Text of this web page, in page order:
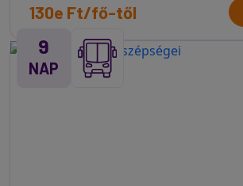
130e Ft/fő-től
9
NAP